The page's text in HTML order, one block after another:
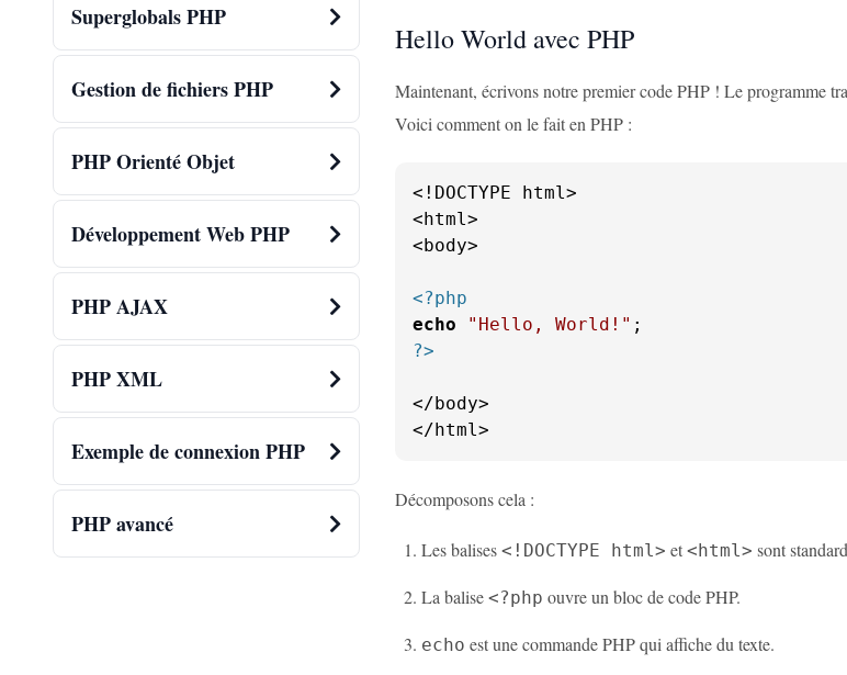
Superglobals PHP
Gestion de fichiers PHP
PHP Orienté Objet
Développement Web PHP
PHP AJAX
PHP XML
Exemple de connexion PHP
PHP avancé
Hello World avec PHP
Maintenant, écrivons notre premier code PHP ! Le programme
Voici comment on le fait en PHP :
<!DOCTYPE html>
<html>
<body>
<?php
echo
"Hello, World!"
?>
</body>
</html>
Décomposons cela :
Les balises <!DOCTYPE html> et <html> sont
La balise <?php ouvre un bloc de code PHP.
echo est une commande PHP qui affiche du texte.